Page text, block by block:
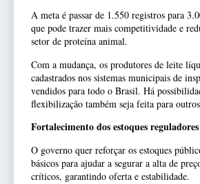
A meta é passar de 1.550 registros para
que pode trazer mais competitividade e
setor de proteína animal.
Com a mudança, os produtores de leite
cadastrados nos sistemas municipais de
vendidos para todo o Brasil. Há
flexibilização também seja feita para
Fortalecimento dos estoques
O governo quer reforçar os estoques
básicos para ajudar a segurar a alta de
críticos, garantindo oferta e estabilidade.